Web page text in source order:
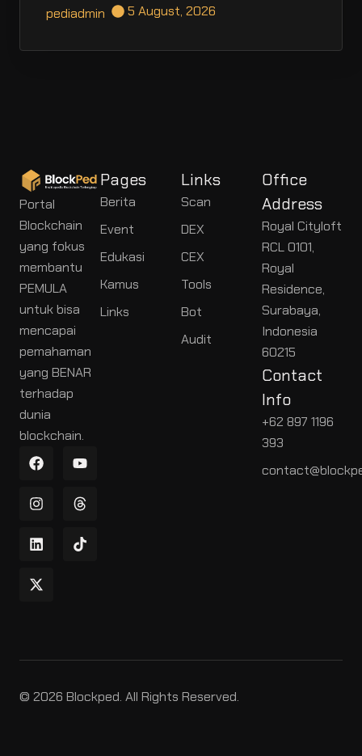
pediadmin 5 August, 2026
Portal
Blockchain
yang fokus
membantu
PEMULA
untuk bisa
mencapai
pemahaman
yang BENAR
terhadap
dunia
blockchain.
Pages
Berita
Event
Edukasi
Kamus
Links
Links
Scan
DEX
CEX
Tools
Bot
Audit
Office
Address
Royal Cityloft
RCL 0101,
Royal
Residence,
Surabaya,
Indonesia
60215
Contact
Info
+62 897 1196
393
© 2026 Blockped. All Rights Reserved.